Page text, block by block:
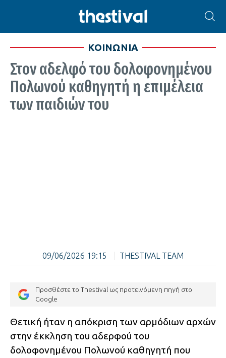
ΚΟΙΝΩΝΙΑ
Στον αδελφό του δολοφονημένου
Πολωνού καθηγητή η επιμέλεια
των παιδιών του
09/06/2026 19:15 THESTIVAL TEAM
Προσθέστε το Thestival ως προτεινόμενη πηγή στο
Google
Θετική ήταν η απόκριση των αρμόδιων αρχών
στην έκκληση του αδερφού του
δολοφονημένου Πολωνού καθηγητή που